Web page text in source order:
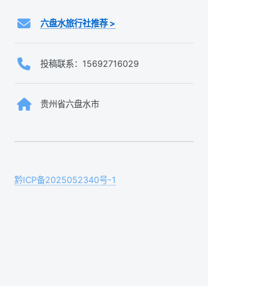
六盘水旅行社推荐 >
投稿联系：15692716029
贵州省六盘水市
黔ICP备2025052340号-1